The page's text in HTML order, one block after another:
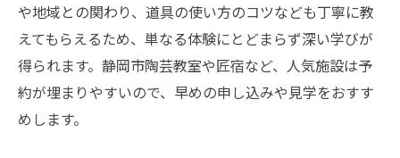
や地域との関わり、道具の使い方のコツなども丁寧に教
えてもらえるため、単なる体験にとどまらず深い学びが
得られます。静岡市陶芸教室や匠宿など、人気施設は予
約が埋まりやすいので、早めの申し込みや見学をおすす
めします。